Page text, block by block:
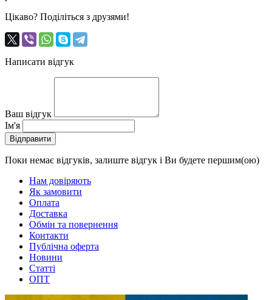
Цікаво? Поділіться з друзями!
Написати відгук
Ваш відгук
Ім'я
Відправити
Поки немає відгуків, залиште відгук і Ви будете першим(ою)
Нам довіряють
Як замовити
Оплата
Доставка
Обмін та повернення
Контакти
Публічна оферта
Новини
Статті
ОПТ